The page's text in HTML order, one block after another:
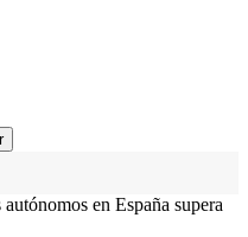
en España supera